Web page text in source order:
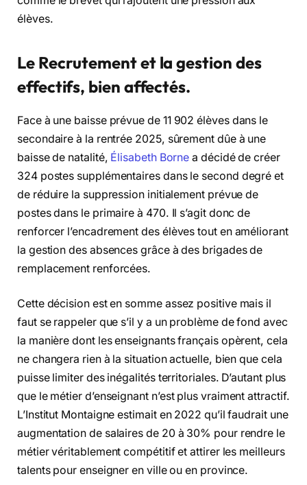
élèves.
Le Recrutement et la gestion des
effectifs, bien affectés.
Face à une baisse prévue de 11 902 élèves dans le
secondaire à la rentrée 2025, sûrement dûe à une
baisse de natalité, Élisabeth Borne a décidé de créer
324 postes supplémentaires dans le second degré et
de réduire la suppression initialement prévue de
postes dans le primaire à 470. Il s’agit donc de
renforcer l’encadrement des élèves tout en améliorant
la gestion des absences grâce à des brigades de
remplacement renforcées.
Cette décision est en somme assez positive mais il
faut se rappeler que s’il y a un problème de fond avec
la manière dont les enseignants français opèrent, cela
ne changera rien à la situation actuelle, bien que cela
puisse limiter des inégalités territoriales. D’autant plus
que le métier d’enseignant n’est plus vraiment attractif.
L’Institut Montaigne estimait en 2022 qu’il faudrait une
augmentation de salaires de 20 à 30% pour rendre le
métier véritablement compétitif et attirer les meilleurs
talents pour enseigner en ville ou en province.